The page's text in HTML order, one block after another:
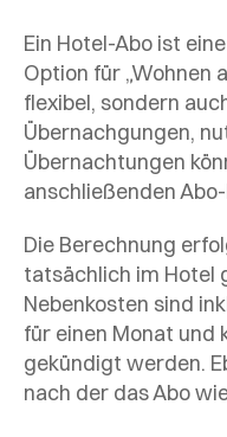
Ein Hotel-Abo ist
Option für „Wohnen
flexibel, sondern
Übernachgungen,
Übernachtungen
anschließenden
Die Berechnung
tatsächlich im Hotel
Nebenkosten sind
für einen Monat und
gekündigt werden.
nach der das Abo